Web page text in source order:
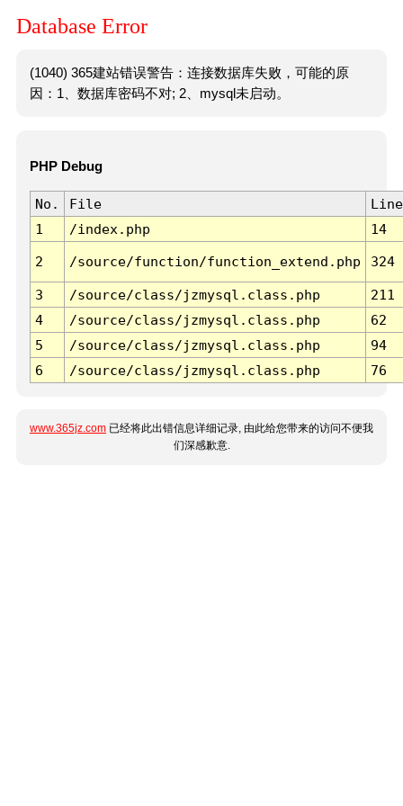
Database Error
(1040) 365建站错误警告：连接数据库失败，可能的原
因：1、数据库密码不对; 2、mysql未启动。
PHP Debug
No. File
Line
1
/index.php 14
2 /source/function/function_extend.php 324
3 /source/class/jzmysql.class.php
211
4
/source/class/jzmysql.class.php
62
5
/source/class/jzmysql.class.php
94
6
/source/class/jzmysql.class.php 76
www.365jz.com 已经将此出错信息详细记录, 由此给您带来的访问不便我
们深感歉意.